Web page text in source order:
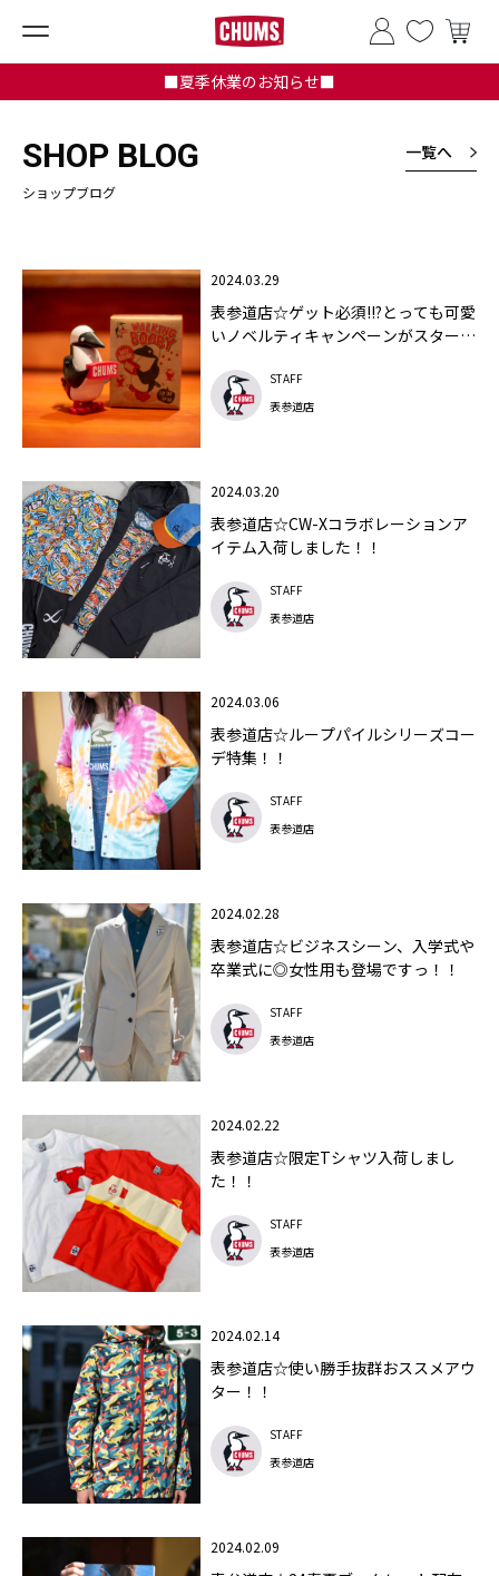
■夏季休業のお知らせ■
SHOP BLOG
ショップブログ
一覧へ
2024.03.29
表参道店☆ゲット必須!!?とっても可愛
いノベルティキャンペーンがスタート
STAFF
表参道店
2024.03.20
表参道店☆CW-Xコラボレーションア
イテム入荷しました！！
STAFF
表参道店
2024.03.06
表参道店☆ループパイルシリーズコー
デ特集！！
STAFF
表参道店
2024.02.28
表参道店☆ビジネスシーン、入学式や
卒業式に◎女性用も登場ですっ！！
STAFF
表参道店
2024.02.22
表参道店☆限定Tシャツ入荷しまし
た！！
STAFF
表参道店
2024.02.14
表参道店☆使い勝手抜群おススメアウ
ター！！
STAFF
表参道店
2024.02.09